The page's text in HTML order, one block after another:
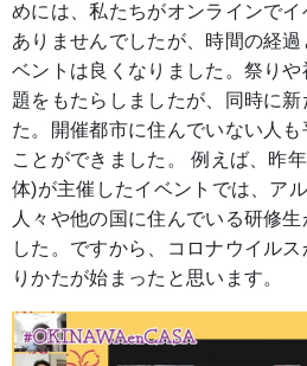
めには、私たちがオンラインで
ありませんでしたが、時間の経
ベントは良くなりました。祭り
題をもたらしましたが、同時に
た。開催都市に住んでいない人
ことができました。 例えば、昨
体)が主催したイベントでは、ア
人々や他の国に住んでいる研修
した。ですから、コロナウイル
りかたが始まったと思います。